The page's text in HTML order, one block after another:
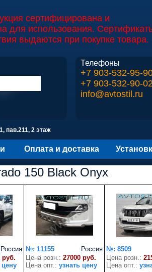
сертифицирована и
для использования.
выдаются при покупке товара.
Телефоны
+7 903-532-95-
+7 903-532-90-
info@avtostil.ru
пав.211, 2 этаж
Оплата и доставка
150 Black Onyx
Россия
руб.
цену
Россия
№: 11155
Цена розн.: 27000 руб.
Цена опт.: узнать цену
№: 8509
Цена розн.:
Цена опт.: